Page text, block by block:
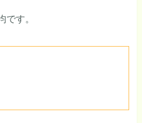
です。